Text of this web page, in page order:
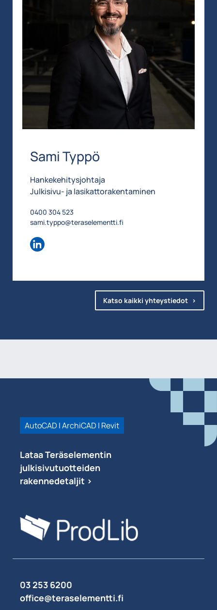
Sami Typpö
Hankekehitysjohtaja
Julkisivu- ja lasikattorakentaminen
0400 304 523
sami.typpo@teraselementti.fi
Katso kaikki yhteystiedot
AutoCAD | ArchiCAD | Revit
Lataa Teräselementin
julkisivutuotteiden
rakennedetaljit >
03 253 6200
office@teraselementti.ﬁ